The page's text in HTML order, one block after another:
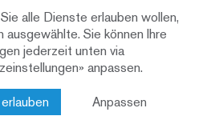
Cookie Policy
alle Dienste erlauben wollen,
ausgewählte. Sie können Ihre
jederzeit unten via
anpassen.
Anpassen